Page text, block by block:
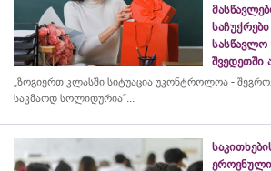
შვედეთში
„ზოგიერთ კლასში სიტუაცია უკონტროლოა -
საკმაოდ სოლიდურია“...